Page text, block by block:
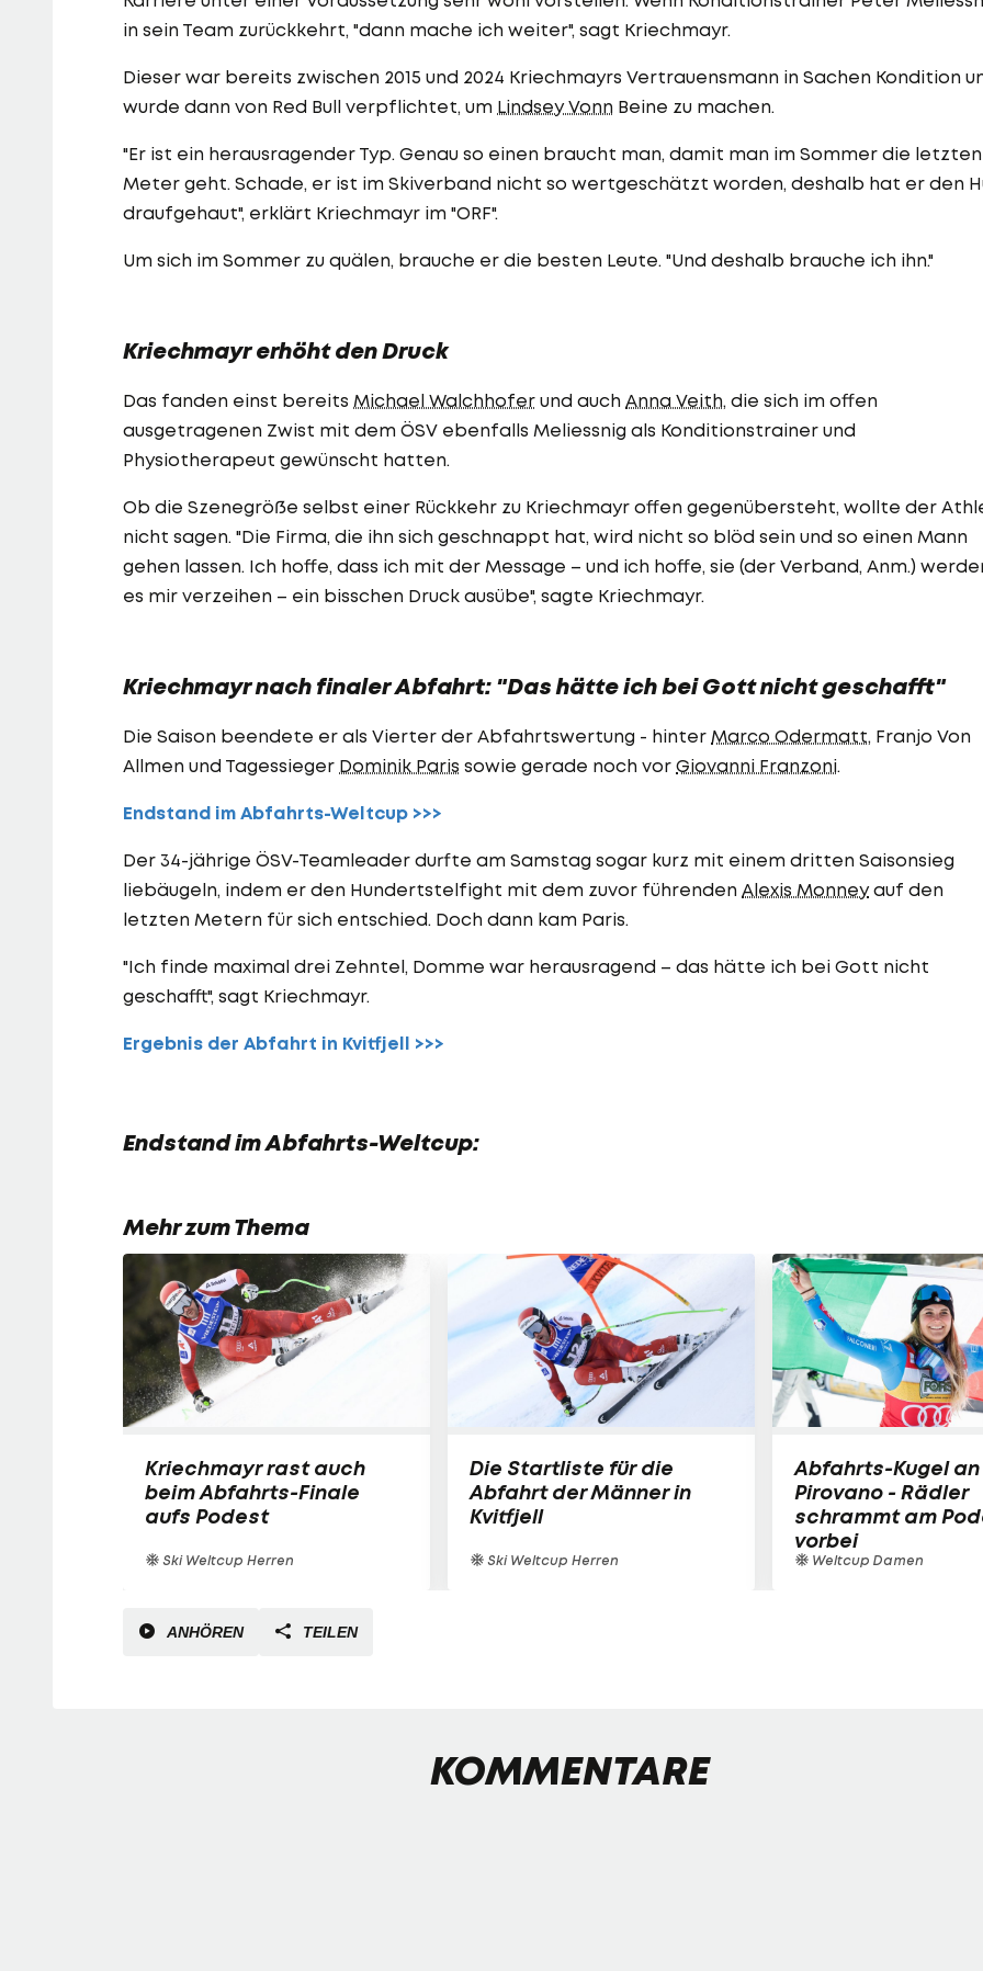
in sein Team zurückkehrt, "dann mache ich weiter", sagt Kriechmayr.
Dieser war bereits zwischen 2015 und 2024 Kriechmayrs Vertrauensmann in Sachen Kondition
wurde dann von Red Bull verpflichtet, um Lindsey Vonn Beine zu machen.
"Er ist ein herausragender Typ. Genau so einen braucht man, damit man im Sommer die letzten
Meter geht. Schade, er ist im Skiverband nicht so wertgeschätzt worden, deshalb hat er den
draufgehaut", erklärt Kriechmayr im "ORF".
Um sich im Sommer zu quälen, brauche er die besten Leute. "Und deshalb brauche ich ihn."
Kriechmayr erhöht den Druck
Das fanden einst bereits Michael Walchhofer und auch Anna Veith, die sich im offen
ausgetragenen Zwist mit dem ÖSV ebenfalls Meliessnig als Konditionstrainer und
Physiotherapeut gewünscht hatten.
Ob die Szenegröße selbst einer Rückkehr zu Kriechmayr offen gegenübersteht, wollte der
nicht sagen. "Die Firma, die ihn sich geschnappt hat, wird nicht so blöd sein und so einen Mann
gehen lassen. Ich hoffe, dass ich mit der Message – und ich hoffe, sie (der Verband, Anm.)
es mir verzeihen – ein bisschen Druck ausübe", sagte Kriechmayr.
Kriechmayr nach finaler Abfahrt: "Das hätte ich bei Gott nicht geschafft"
Die Saison beendete er als Vierter der Abfahrtswertung - hinter Marco Odermatt, Franjo Von
Allmen und Tagessieger Dominik Paris sowie gerade noch vor Giovanni Franzoni.
Endstand im Abfahrts-Weltcup >>>
Der 34-jährige ÖSV-Teamleader durfte am Samstag sogar kurz mit einem dritten Saisonsieg
liebäugeln, indem er den Hundertstelfight mit dem zuvor führenden Alexis Monneyauf den
letzten Metern für sich entschied. Doch dann kam Paris.
"Ich finde maximal drei Zehntel, Domme war herausragend – das hätte ich bei Gott nicht
geschafft", sagt Kriechmayr.
Ergebnis der Abfahrt in Kvitfjell >>>
Endstand im Abfahrts-Weltcup:
Mehr zum Thema
Kriechmayr rast auch
beim Abfahrts-Finale
aufs Podest
Ski Weltcup Herren
Die Startliste für die
Abfahrt der Männer in
Kvitfjell
Ski Weltcup Herren
Abfahrts-Kugel an
Pirovano - Rädler
schrammt am
vorbei
Weltcup Damen
ANHÖREN TEILEN
KOMMENTARE